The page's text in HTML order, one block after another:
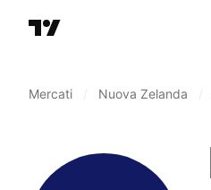
Mercati Nuova Zelanda